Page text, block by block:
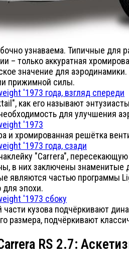
узнаваема. Типичные для
– только аккуратная
значение для
прижимной силы.
как его называют
для улучшения
и хромированная решётка
"Carrera",
в них заключены знаменитые
являются частью
для эпохи.
кузова подчёркивают
размера, подчёркивают
RS 2.7: